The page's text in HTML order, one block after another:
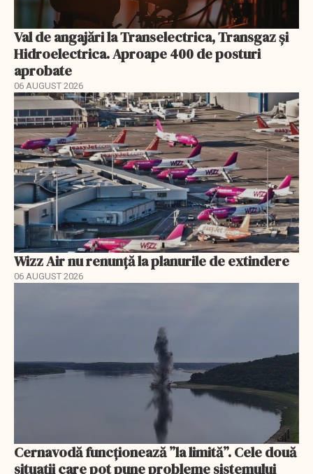
Val de angajări la Transelectrica, Transgaz și
Hidroelectrica. Aproape 400 de posturi
aprobate
06 AUGUST 2026
Wizz Air nu renunță la planurile de extindere
06 AUGUST 2026
Cernavodă funcționează ”la limită”. Cele două
situații care pot pune probleme sistemului